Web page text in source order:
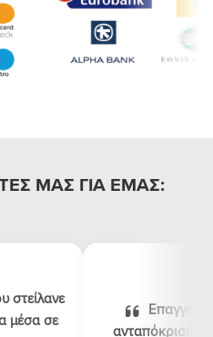
ΜΑΣ ΓΙΑ ΕΜΑΣ:
στείλανε
μέσα σε
ανταπόκριση,